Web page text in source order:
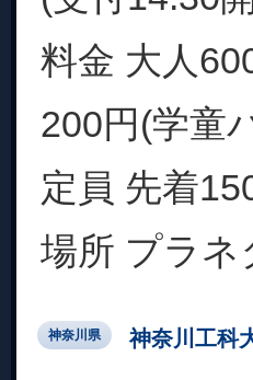
料金 大人
200円(学童
定員 先着
場所 プラネ
神奈川県 神奈川工科